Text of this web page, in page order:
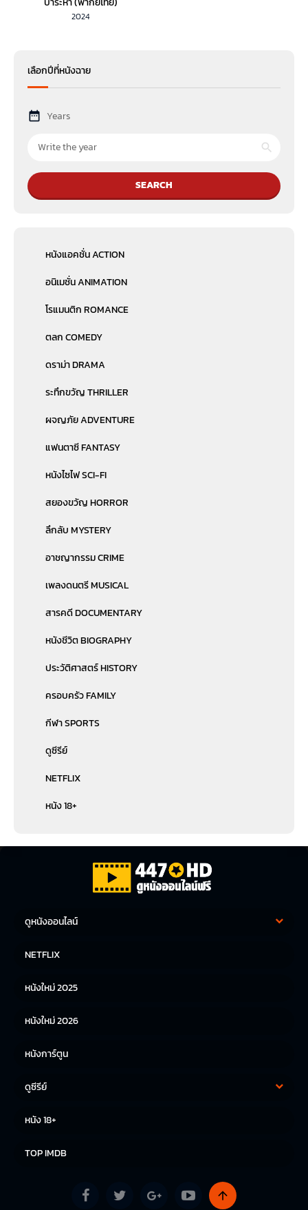
2024
เลือกปีที่หนังฉาย
Years
SEARCH
หนังแอคชั่น ACTION
อนิเมชั่น ANIMATION
โรแมนติก ROMANCE
ตลก COMEDY
ดราม่า DRAMA
ระทึกขวัญ THRILLER
ผจญภัย ADVENTURE
แฟนตาซี FANTASY
หนังไซไฟ SCI-FI
สยองขวัญ HORROR
ลึกลับ MYSTERY
อาชญากรรม CRIME
เพลงดนตรี MUSICAL
สารคดี DOCUMENTARY
หนังชีวิต BIOGRAPHY
ประวัติศาสตร์ HISTORY
ครอบครัว FAMILY
กีฬา SPORTS
ดูซีรีย์
NETFLIX
หนัง 18+
ดูหนังออนไลน์
หนังญี่ปุ่น
NETFLIX
หนังใหม่ 2025
หนังใหม่ 2026
หนังการ์ตูน
ดูซีรีย์
หนัง 18+
TOP IMDB